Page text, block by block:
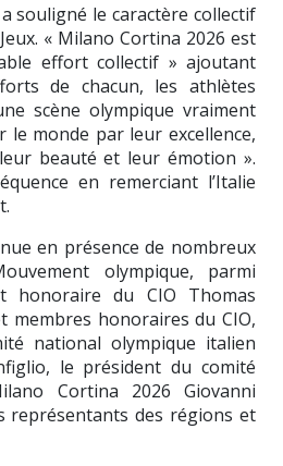
souligné le caractère collectif
« Milano Cortina 2026 est
effort collectif » ajoutant
de chacun, les athlètes
scène olympique vraiment
le monde par leur excellence,
beauté et leur émotion ».
en remerciant l’Italie
en présence de nombreux
olympique, parmi
honoraire du CIO Thomas
membres honoraires du CIO,
national olympique italien
le président du comité
Cortina 2026 Giovanni
représentants des régions et